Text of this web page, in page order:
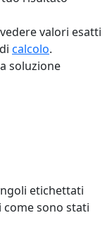
valori esatti
calcolo.
soluzione
etichettati
come sono stati